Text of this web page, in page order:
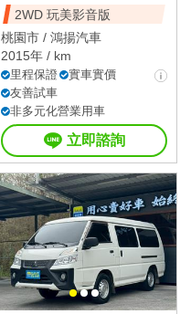
2WD 玩美影音版
桃園市 / 鴻揚汽車
2015年 / km
里程保證
實車實價
友善試車
非多元化營業用車
立即諮詢